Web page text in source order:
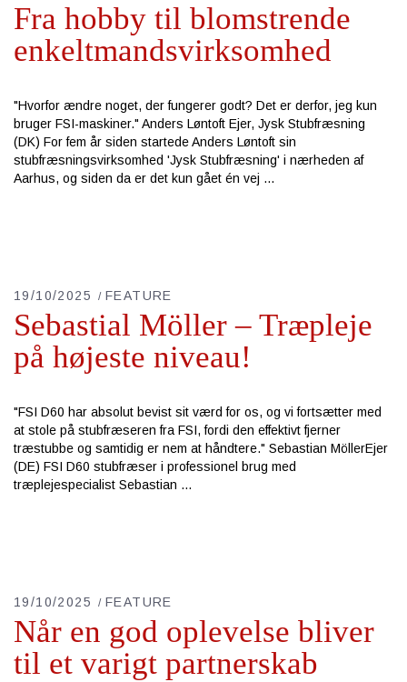
Fra hobby til blomstrende
enkeltmandsvirksomhed
"Hvorfor ændre noget, der fungerer godt? Det er derfor, jeg kun
bruger FSI-maskiner." Anders Løntoft Ejer, Jysk Stubfræsning
(DK) For fem år siden startede Anders Løntoft sin
stubfræsningsvirksomhed 'Jysk Stubfræsning' i nærheden af
Aarhus, og siden da er det kun gået én vej
19/10/2025 FEATURE
Sebastial Möller – Træpleje
på højeste niveau!
"FSI D60 har absolut bevist sit værd for os, og vi fortsætter med
at stole på stubfræseren fra FSI, fordi den effektivt fjerner
træstubbe og samtidig er nem at håndtere." Sebastian MöllerEjer
(DE) FSI D60 stubfræser i professionel brug med
træplejespecialist Sebastian
19/10/2025 FEATURE
Når en god oplevelse bliver
til et varigt partnerskab